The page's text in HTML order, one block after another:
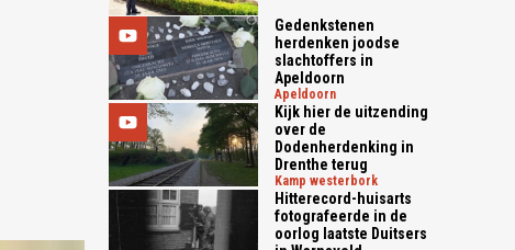
Gedenkstenen
herdenken joodse
slachtoffers in
Apeldoorn
apeldoorn
Kijk hier de uitzending
over de
Dodenherdenking in
Drenthe terug
kamp westerbork
Hitterecord-huisarts
fotografeerde in de
oorlog laatste Duitsers